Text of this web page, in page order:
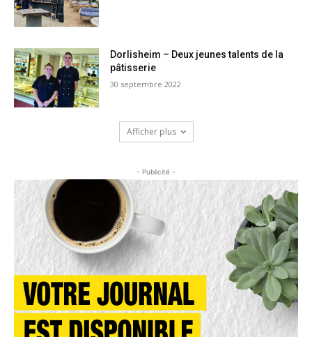
Dorlisheim – Deux jeunes talents de la
pâtisserie
30 septembre 2022
Afficher plus
- Publicité -